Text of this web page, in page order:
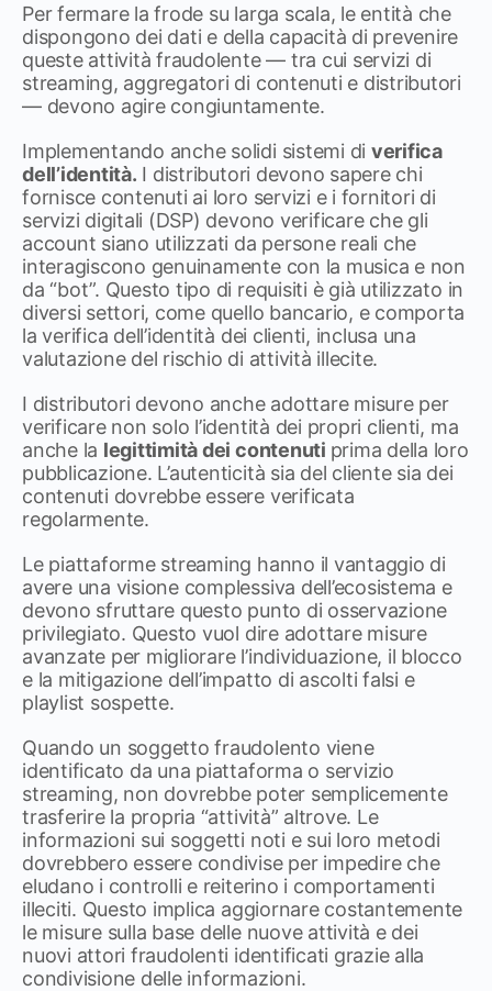
Per fermare la frode su larga scala, le entità che
dispongono dei dati e della capacità di prevenire
queste attività fraudolente — tra cui servizi di
streaming, aggregatori di contenuti e distributori
— devono agire congiuntamente.
Implementando anche solidi sistemi di verifica
dell’identità. I distributori devono sapere chi
fornisce contenuti ai loro servizi e i fornitori di
servizi digitali (DSP) devono verificare che gli
account siano utilizzati da persone reali che
interagiscono genuinamente con la musica e non
da “bot”. Questo tipo di requisiti è già utilizzato in
diversi settori, come quello bancario, e comporta
la verifica dell’identità dei clienti, inclusa una
valutazione del rischio di attività illecite.
I distributori devono anche adottare misure per
verificare non solo l’identità dei propri clienti, ma
anche la legittimità dei contenuti prima della loro
pubblicazione. L’autenticità sia del cliente sia dei
contenuti dovrebbe essere verificata
regolarmente.
Le piattaforme streaming hanno il vantaggio di
avere una visione complessiva dell’ecosistema e
devono sfruttare questo punto di osservazione
privilegiato. Questo vuol dire adottare misure
avanzate per migliorare l’individuazione, il blocco
e la mitigazione dell’impatto di ascolti falsi e
playlist sospette.
Quando un soggetto fraudolento viene
identificato da una piattaforma o servizio
streaming, non dovrebbe poter semplicemente
trasferire la propria “attività” altrove. Le
informazioni sui soggetti noti e sui loro metodi
dovrebbero essere condivise per impedire che
eludano i controlli e reiterino i comportamenti
illeciti. Questo implica aggiornare costantemente
le misure sulla base delle nuove attività e dei
nuovi attori fraudolenti identificati grazie alla
condivisione delle informazioni.